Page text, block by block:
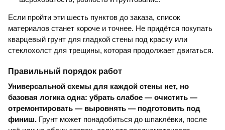
Если пройти эти шесть пунктов до заказа, список
материалов станет короче и точнее. Не придётся покупать
кварцевый грунт для гладкой стены под краску или
стеклохолст для трещины, которая продолжает двигаться.
Правильный порядок работ
Универсальной схемы для каждой стены нет, но
базовая логика одна: убрать слабое — очистить —
отремонтировать — выровнять — подготовить под
финиш. Грунт может понадобиться до шпаклёвки, после